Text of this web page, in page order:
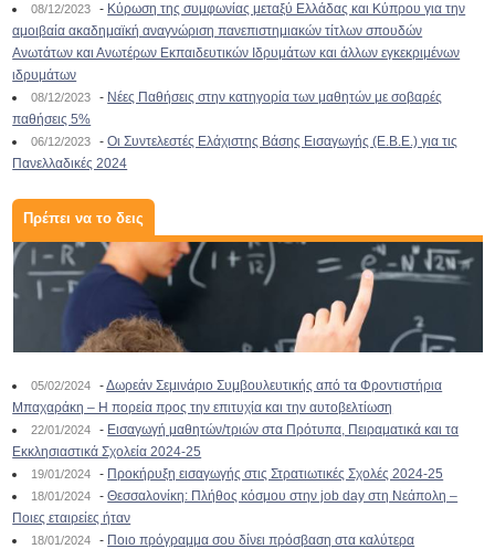
08/12/2023 - Κύρωση της συμφωνίας μεταξύ Ελλάδας και Κύπρου για την
αμοιβαία ακαδημαϊκή αναγνώριση πανεπιστημιακών τίτλων σπουδών
Ανωτάτων και Ανωτέρων Εκπαιδευτικών Ιδρυμάτων και άλλων εγκεκριμένων
ιδρυμάτων
08/12/2023 - Νέες Παθήσεις στην κατηγορία των μαθητών με σοβαρές
παθήσεις 5%
06/12/2023 -Οι Συντελεστές Ελάχιστης Βάσης Εισαγωγής (Ε.Β.Ε.) για τις
Πανελλαδικές 2024
Πρέπει να το δεις
05/02/2024 -Δωρεάν Σεμινάριο Συμβουλευτικής από τα Φροντιστήρια
Μπαχαράκη – Η πορεία προς την επιτυχία και την αυτοβελτίωση
22/01/2024 - Εισαγωγή μαθητών/τριών στα Πρότυπα, Πειραματικά και τα
Εκκλησιαστικά Σχολεία 2024-25
19/01/2024 - Προκήρυξη εισαγωγής στις Στρατιωτικές Σχολές 2024-25
18/01/2024 -Θεσσαλονίκη: Πλήθος κόσμου στην job day στη Νεάπολη –
Ποιες εταιρείες ήταν
18/01/2024 - Ποιο πρόγραμμα σου δίνει πρόσβαση στα καλύτερα